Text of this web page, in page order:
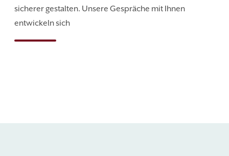
sicherer gestalten. Unsere Gespräche mit Ihnen
entwickeln sich